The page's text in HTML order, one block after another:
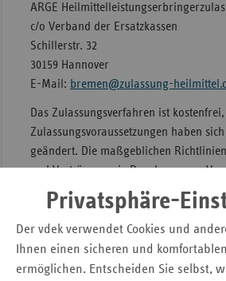
Privatsphäre-
Der vdek verwendet Cookies und
Ihnen einen sicheren und
ermöglichen. Entscheiden Sie selbst,
ARGE
c/o Verband der Ersatzkassen
Schillerstr. 32
30159 Hannover
E-Mail: bremen@zulassung-
Das Zulassungsverfahren ist
Zulassungsvoraussetzungen haben
geändert. Die maßgeblichen
und Verträge sowie Regelungen zu
und Weiterbildung von
Verbandszentrale in einerÜbersicht
Hilfsmittel